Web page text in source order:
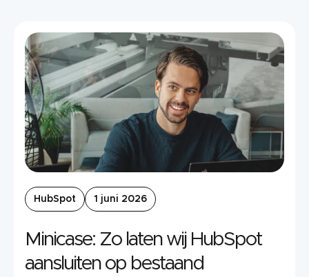
HubSpot 1 juni 2026
Minicase: Zo laten wij HubSpot
aansluiten op bestaand